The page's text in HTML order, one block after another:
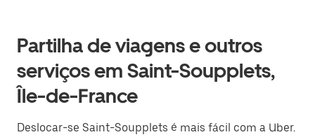
Partilha de viagens e outros
serviços em Saint-Soupplets,
Île-de-France
Deslocar-se Saint-Soupplets é mais fácil com a Uber.